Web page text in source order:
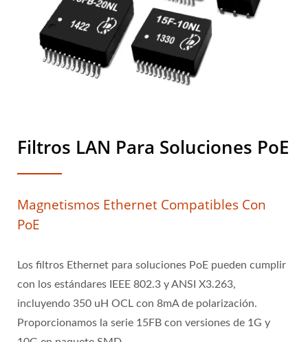
Filtros LAN Para Soluciones PoE
Magnetismos Ethernet Compatibles Con
PoE
Los filtros Ethernet para soluciones PoE pueden cumplir
con los estándares IEEE 802.3 y ANSI X3.263,
incluyendo 350 uH OCL con 8mA de polarización.
Proporcionamos la serie 15FB con versiones de 1G y